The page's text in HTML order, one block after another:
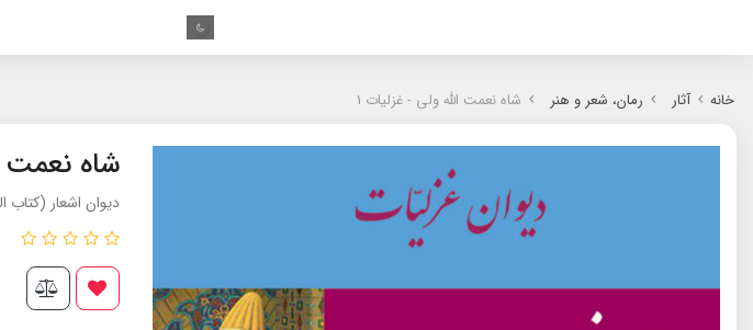
خانه آثار رمان‌‌، شعر و هنر شاه نعمت الله ولی - غزلیات 1
شاه نعمت
دیوان اشعار (کتاب